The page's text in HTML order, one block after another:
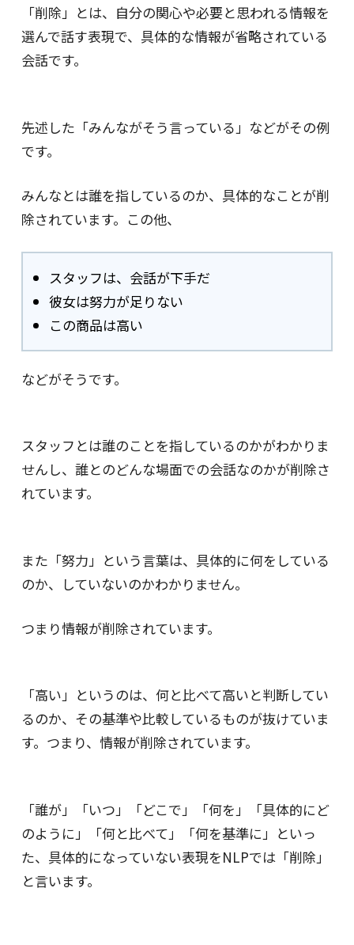
「削除」とは、自分の関心や必要と思われる情報を
選んで話す表現で、具体的な情報が省略されている
会話です。
先述した「みんながそう言っている」などがその例
です。
みんなとは誰を指しているのか、具体的なことが削
除されています。この他、
スタッフは、会話が下手だ
彼女は努力が足りない
この商品は高い
などがそうです。
スタッフとは誰のことを指しているのかがわかりま
せんし、誰とのどんな場面での会話なのかが削除さ
れています。
また「努力」という言葉は、具体的に何をしている
のか、していないのかわかりません。
つまり情報が削除されています。
「高い」というのは、何と比べて高いと判断してい
るのか、その基準や比較しているものが抜けていま
す。つまり、情報が削除されています。
「誰が」「いつ」「どこで」「何を」「具体的にど
のように」「何と比べて」「何を基準に」といっ
た、具体的になっていない表現をNLPでは「削除」
と言います。